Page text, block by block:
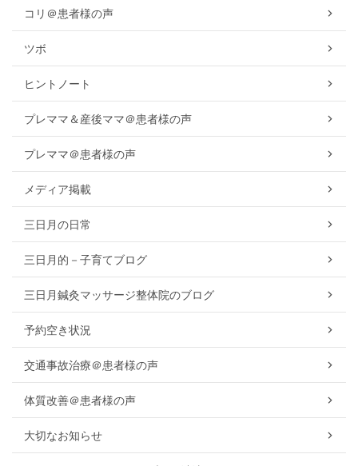
コリ＠患者様の声
ツボ
ヒントノート
プレママ＆産後ママ＠患者様の声
プレママ＠患者様の声
メディア掲載
三日月の日常
三日月的－子育てブログ
三日月鍼灸マッサージ整体院のブログ
予約空き状況
交通事故治療＠患者様の声
体質改善＠患者様の声
大切なお知らせ